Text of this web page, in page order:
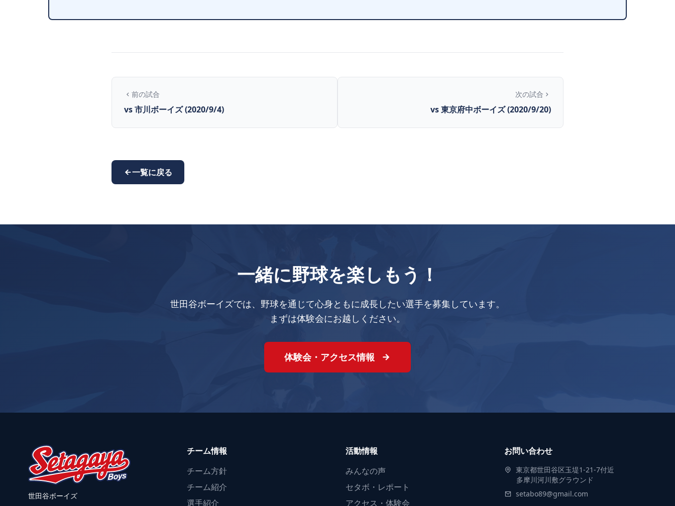
前の試合
vs 市川ボーイズ (2020/9/4)
次の試合
vs 東京府中ボーイズ (2020/9/20)
一覧に戻る
一緒に野球を楽しもう！
世田谷ボーイズでは、野球を通じて心身ともに成長したい選手を募集しています。
まずは体験会にお越しください。
体験会・アクセス情報
世田谷ボーイズ
チーム情報
チーム方針
チーム紹介
選手紹介
活動情報
みんなの声
セタボ・レポート
アクセス・体験会
お問い合わせ
東京都世田谷区玉堤1-21-7付近
多摩川河川敷グラウンド
setabo89@gmail.com